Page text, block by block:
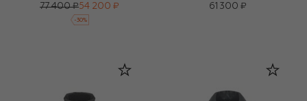
77 400 ₽54 200 ₽
-30%
61 300 ₽